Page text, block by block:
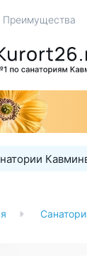
Преимущества